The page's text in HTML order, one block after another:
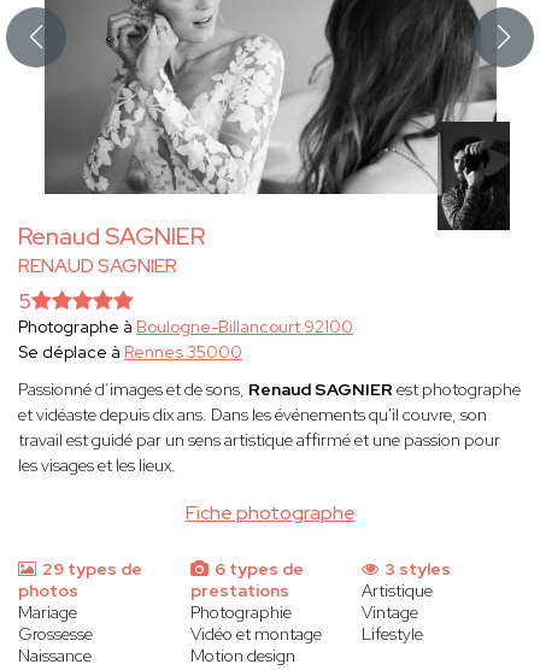
Renaud SAGNIER
RENAUD SAGNIER
Fiche photographe
5
Photographe à Boulogne-Billancourt 92100
Se déplace à Rennes 35000
Passionné d’images et de sons, Renaud SAGNIER est photographe
et vidéaste depuis dix ans. Dans les événements qu'il couvre, son
travail est guidé par un sens artistique affirmé et une passion pour
les visages et les lieux.
29 types de
photos
Mariage
Grossesse
Naissance
6 types de
prestations
Photographie
Vidéo et montage
Motion design
3 styles
Artistique
Vintage
Lifestyle